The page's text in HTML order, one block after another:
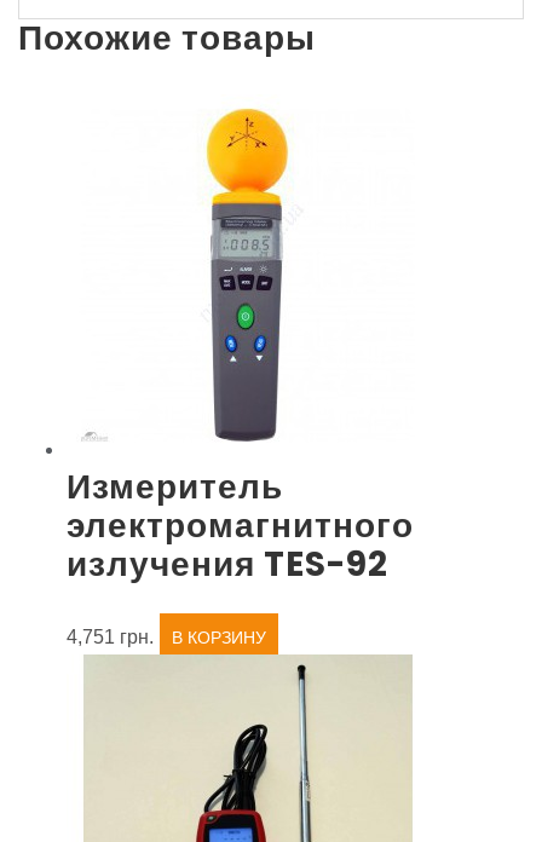
Похожие товары
Измеритель
электромагнитного
излучения TES-92
4,751 грн. В КОРЗИНУ